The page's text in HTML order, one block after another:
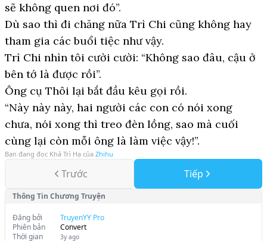
sẽ không quen nơi đó”.
Dù sao thì đi chăng nữa Trì Chi cũng không hay
tham gia các buổi tiệc như vậy.
Trì Chi nhìn tôi cười cười: “Không sao đâu, cậu ở
bên tớ là được rồi”.
Ông cụ Thôi lại bắt đầu kêu gọi rồi.
“Này này này, hai người các con có nói xong
chưa, nói xong thì treo đèn lồng, sao mà cuối
cùng lại còn mỗi ông là làm việc vậy!”.
Bạn đang đọc Khả Trì Hạ của Zhihu
Trước Tiếp
Thông Tin Chương Truyện
Đăng bởi
TruyenYY Pro
Phiên bản
Convert
Thời gian
3y ago